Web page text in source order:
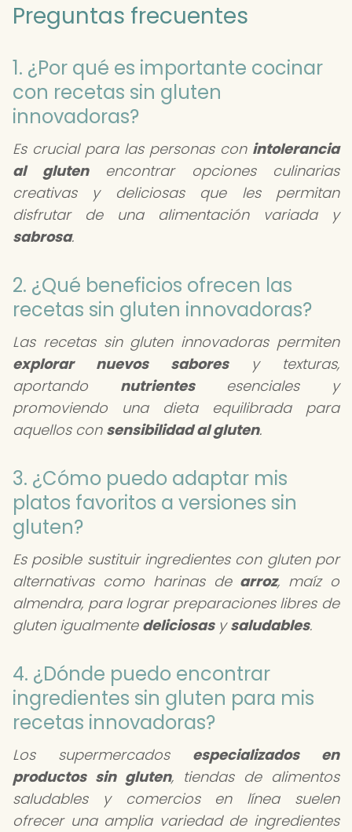
Preguntas frecuentes
1. ¿Por qué es importante cocinar
con recetas sin gluten
innovadoras?
Es crucial para las personas con intolerancia
al glutenencontrar opciones culinarias
creativas y deliciosas que les permitan
disfrutar de una alimentación variada y
sabrosa.
2. ¿Qué beneficios ofrecen las
recetas sin gluten innovadoras?
Las recetas sin gluten innovadoras permiten
explorar nuevos saboresy texturas,
aportando nutrientesesenciales y
promoviendo una dieta equilibrada para
aquellos con sensibilidad al gluten.
3. ¿Cómo puedo adaptar mis
platos favoritos a versiones sin
gluten?
Es posible sustituir ingredientes con gluten por
alternativas como harinas de arroz, maíz o
almendra, para lograr preparaciones libres de
gluten igualmente deliciosasysaludables.
4. ¿Dónde puedo encontrar
ingredientes sin gluten para mis
recetas innovadoras?
Los supermercados especializados en
productos sin gluten, tiendas de alimentos
saludables y comercios en línea suelen
ofrecer una amplia variedad de ingredientes